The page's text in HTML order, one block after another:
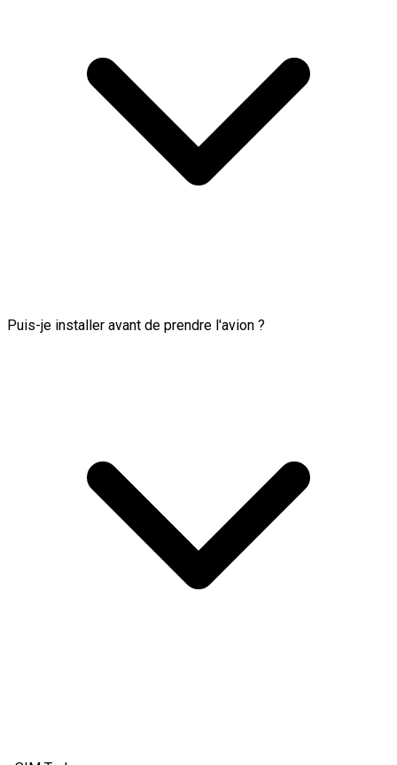
Puis-je installer avant de prendre l'avion ?